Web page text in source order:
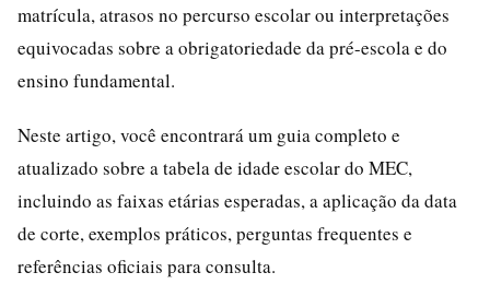
matrícula, atrasos no percurso escolar ou interpretações
equivocadas sobre a obrigatoriedade da pré-escola e do
ensino fundamental.
Neste artigo, você encontrará um guia completo e
atualizado sobre a tabela de idade escolar do MEC,
incluindo as faixas etárias esperadas, a aplicação da data
de corte, exemplos práticos, perguntas frequentes e
referências oficiais para consulta.